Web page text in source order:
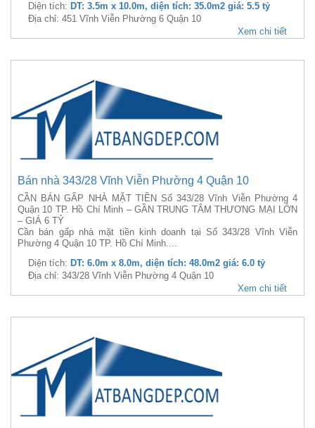
Diện tích: DT: 3.5m x 10.0m, diện tích: 35.0m2 giá: 5.5 tỷ
Địa chỉ: 451 Vĩnh Viễn Phường 6 Quận 10
Xem chi tiết
Bán nhà 343/28 Vĩnh Viễn Phường 4 Quận 10
CẦN BÁN GẤP NHÀ MẶT TIỀN Số 343/28 Vĩnh Viễn Phường 4
Quận 10 TP. Hồ Chí Minh – GẦN TRUNG TÂM THƯƠNG MẠI LỚN
– GIÁ 6 TỶ
Cần bán gấp nhà mặt tiền kinh doanh tại Số 343/28 Vĩnh Viễn
Phường 4 Quận 10 TP. Hồ Chí Minh....
Diện tích: DT: 6.0m x 8.0m, diện tích: 48.0m2 giá: 6.0 tỷ
Địa chỉ: 343/28 Vĩnh Viễn Phường 4 Quận 10
Xem chi tiết